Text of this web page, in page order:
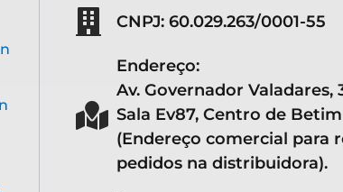
CNPJ: 60.029.263/0001-55
Endereço:
Av. Governador Valadares,
Sala Ev87, Centro de
(Endereço comercial para
pedidos na distribuidora).